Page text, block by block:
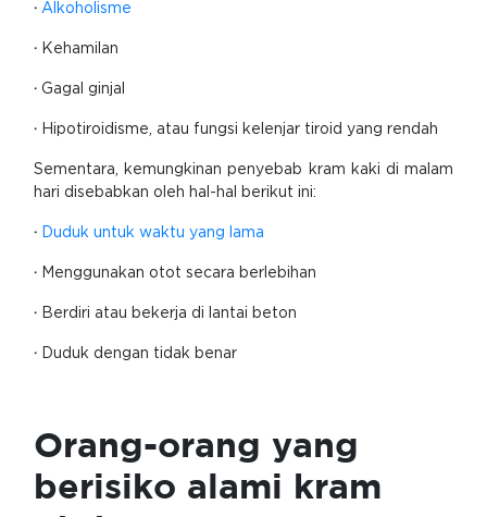
· Alkoholisme
· Kehamilan
· Gagal ginjal
· Hipotiroidisme, atau fungsi kelenjar tiroid yang rendah
Sementara, kemungkinan penyebab kram kaki di malam
hari disebabkan oleh hal-hal berikut ini:
· Duduk untuk waktu yang lama
· Menggunakan otot secara berlebihan
· Berdiri atau bekerja di lantai beton
· Duduk dengan tidak benar
Orang-orang yang
berisiko alami kram